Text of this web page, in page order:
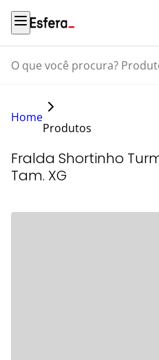
O que você procura? Produtos,
Home
Produtos
Fralda Shortinho
Tam. XG